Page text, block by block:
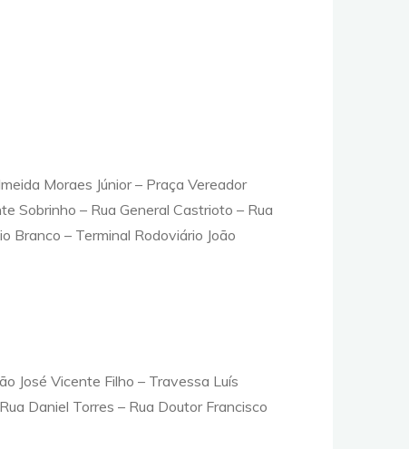
Moraes Júnior – Praça Vereador
Sobrinho – Rua General Castrioto – Rua
Branco – Terminal Rodoviário João
José Vicente Filho – Travessa Luís
Daniel Torres – Rua Doutor Francisco